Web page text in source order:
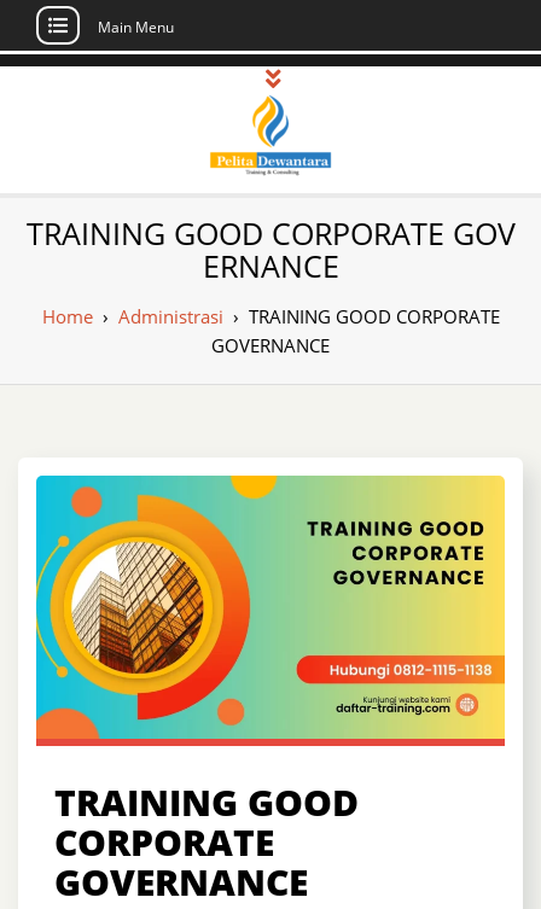
Skip
Main Menu
Pusat Pelatihan
dan Sertifikasi –
Daftar Training
Indonesia
Sertifikasi di Indonesia
TRAINING GOOD CORPORATE GOV
ERNANCE
Home› Administrasi › TRAINING GOOD CORPORATE
GOVERNANCE
TRAINING GOOD
CORPORATE
GOVERNANCE